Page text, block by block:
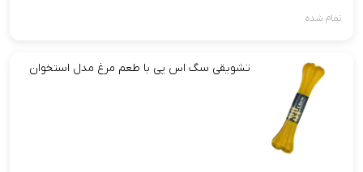
تمام شده
تشویقی سگ اس پی با طعم مرغ مدل استخوان